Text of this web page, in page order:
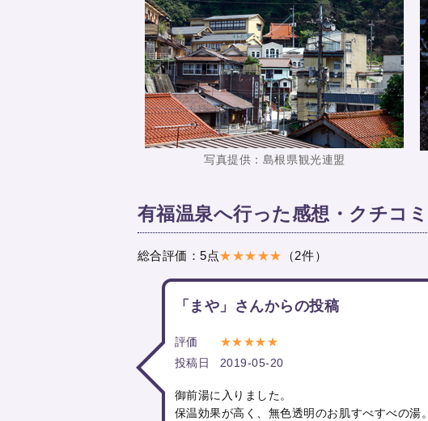
写真提供：島根県観光連盟
有福温泉へ行った感想・クチコミ
総合評価：5点★★★★★ （2件）
「まや」さんからの投稿
評価
★★★★★
投稿日
2019-05-20
御前湯に入りました。
保温効果が高く、無色透明のお肌すべすべの湯。